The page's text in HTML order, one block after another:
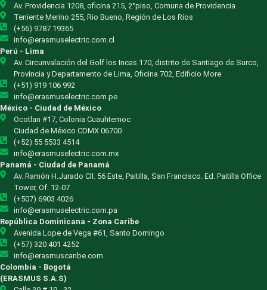
Av. Providencia 1208, oficina 215, 2°piso, Comuna de Providencia
Teniente Merino 255, Rio Bueno, Región de Los Ríos
(+56) 9787 19365
info@erasmuselectric.com.cl
Perú - Lima
Av. Circunvalación del Golf los Incas 170, distrito de Santiago de Surco,
Provincia y Departamento de Lima, Oficina 702, Edificio More
(+51) 919 106 992
info@erasmuselectric.com.pe
México - Ciudad de México
Ocotlan #17, Colonia Cuauhtemoc
Ciudad de México CDMX 06700
(+52) 55 5533 4514
info@erasmuselectric.com.mx
Panamá - Ciudad de Panamá
Av. Ramón H.Jurado Cll. 56 Este, Paitilla, San Francisco. Ed. Paitilla Office
Tower, Of. 12-07
(+507) 6903 4026
info@erasmuselectric.com.pa
República Dominicana - Zona Caribe
Avenida Lope de Vega #61, Santo Domingo
(+57) 320 401 4252
info@erasmuscaribe.com
Colombia - Bogotá
(ERASMUS S.A.S)